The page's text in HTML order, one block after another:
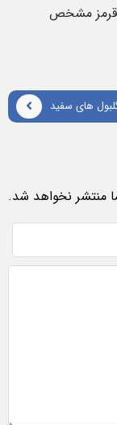
قرمز مشخص
های سفید
منتشر نخواهد شد.